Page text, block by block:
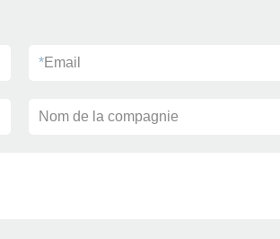
*Email
Nom de la compagnie